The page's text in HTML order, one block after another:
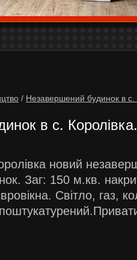
/ Незавершений будинок в с.
в с. Королівка.
новий
Заг: 150 м.кв.
Світло, газ,